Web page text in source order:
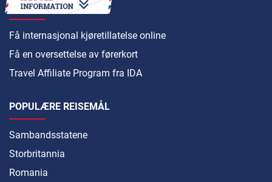
HVORDAN
Få internasjonal kjøretillatelse online
Få en oversettelse av førerkort
Travel Affiliate Program fra IDA
POPULÆRE REISEMÅL
Sambandsstatene
Storbritannia
Romania